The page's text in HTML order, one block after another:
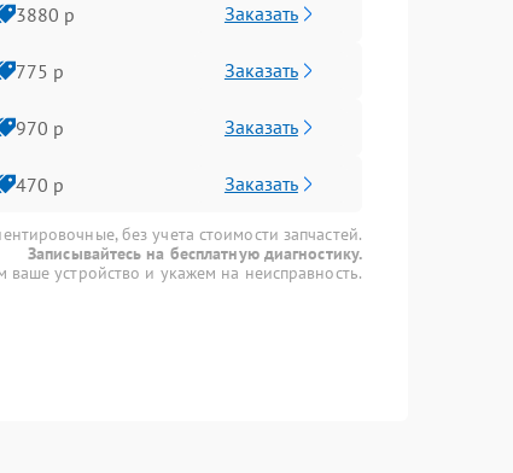
3880 р Заказать
775 р Заказать
970 р Заказать
470 р Заказать
без учета стоимости запчастей.
Записывайтесь на бесплатную диагностику.
устройство и укажем на неисправность.